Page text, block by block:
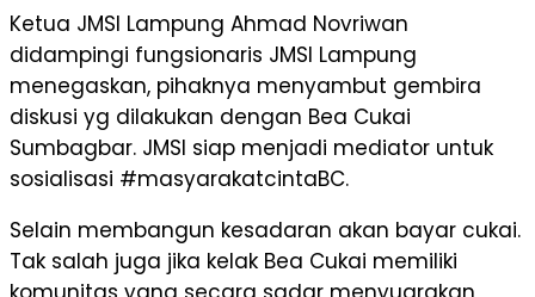
Ketua JMSI Lampung Ahmad Novriwan
didampingi fungsionaris JMSI Lampung
menegaskan, pihaknya menyambut gembira
diskusi yg dilakukan dengan Bea Cukai
Sumbagbar. JMSI siap menjadi mediator untuk
sosialisasi #masyarakatcintaBC.
Selain membangun kesadaran akan bayar cukai.
Tak salah juga jika kelak Bea Cukai memiliki